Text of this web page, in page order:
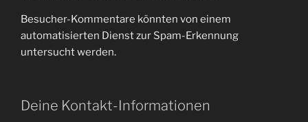
Besucher-Kommentare könnten von einem
automatisierten Dienst zur Spam-Erkennung
untersucht werden.
Deine Kontakt-Informationen